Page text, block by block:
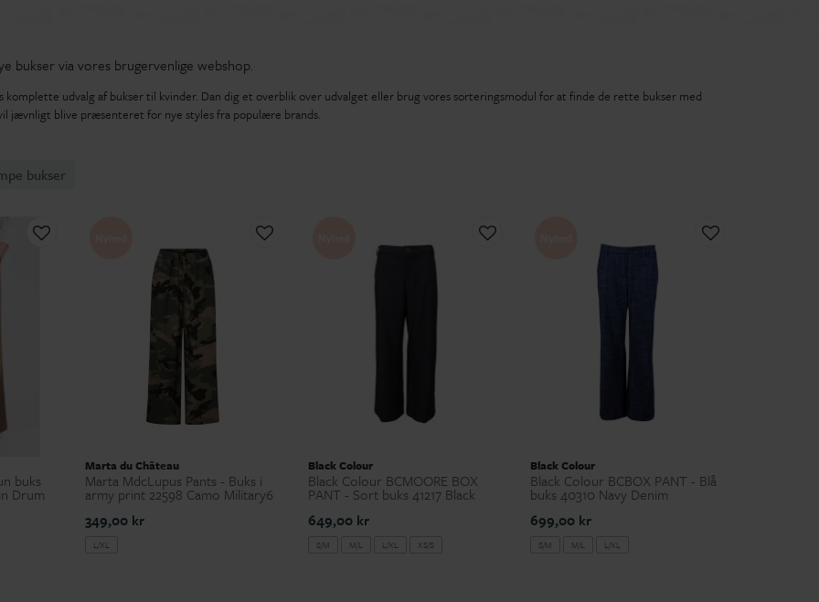
bukser via vores brugervenlige webshop.
komplette udvalg af bukser til kvinder. Dan dig et overblik over udvalget eller brug vores sorteringsmodul for at finde de rette bukser med
jævnligt blive præsenteret for nye styles fra populære brands.
bukser
buks
Drum
Marta du Château
Marta MdcLupus Pants - Buks i
army print 22598 Camo Military6
349,00 kr
L/XL
Black Colour
Black Colour BCMOORE BOX
PANT - Sort buks 41217 Black
649,00 kr
S/M M/L L/XL XS/S
Black Colour
Black Colour BCBOX PANT - Blå
buks 40310 Navy Denim
699,00 kr
S/M M/L L/XL